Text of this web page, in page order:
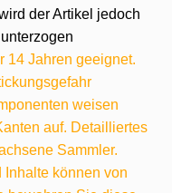
der Artikel jedoch
14 Jahren geeignet.
weisen
auf. Detailliertes
Sammler.
können von